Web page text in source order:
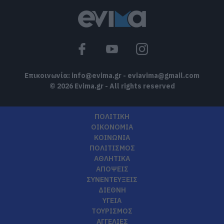
Τι είναι οι γανωματήδες και γιατί
έφτασαν σε αυτό το χωριό της
Επικοινωνία: info@evima.gr - eviavima@gmail.com
© 2026 Evima.gr - All rights reserved
ΠΟΛΙΤΙΚΗ
ΟΙΚΟΝΟΜΙΑ
ΚΟΙΝΩΝΙΑ
ΠΟΛΙΤΙΣΜΟΣ
ΑΘΛΗΤΙΚΑ
ΑΠΟΨΕΙΣ
ΣΥΝΕΝΤΕΥΞΕΙΣ
ΔΙΕΘΝΗ
ΥΓΕΙΑ
ΤΟΥΡΙΣΜΟΣ
ΑΓΓΕΛΙΕΣ